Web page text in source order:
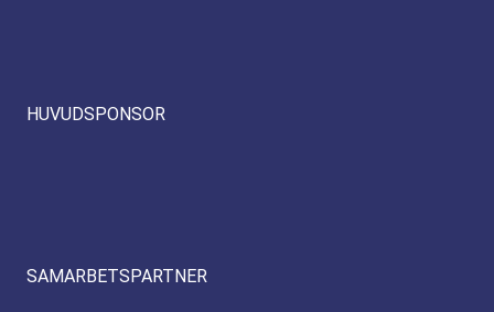
HUVUDSPONSOR
SAMARBETSPARTNER